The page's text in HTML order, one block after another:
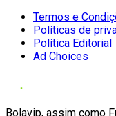
Termos e
Políticas de
Política Editorial
Ad Choices
Bolavip, assim como